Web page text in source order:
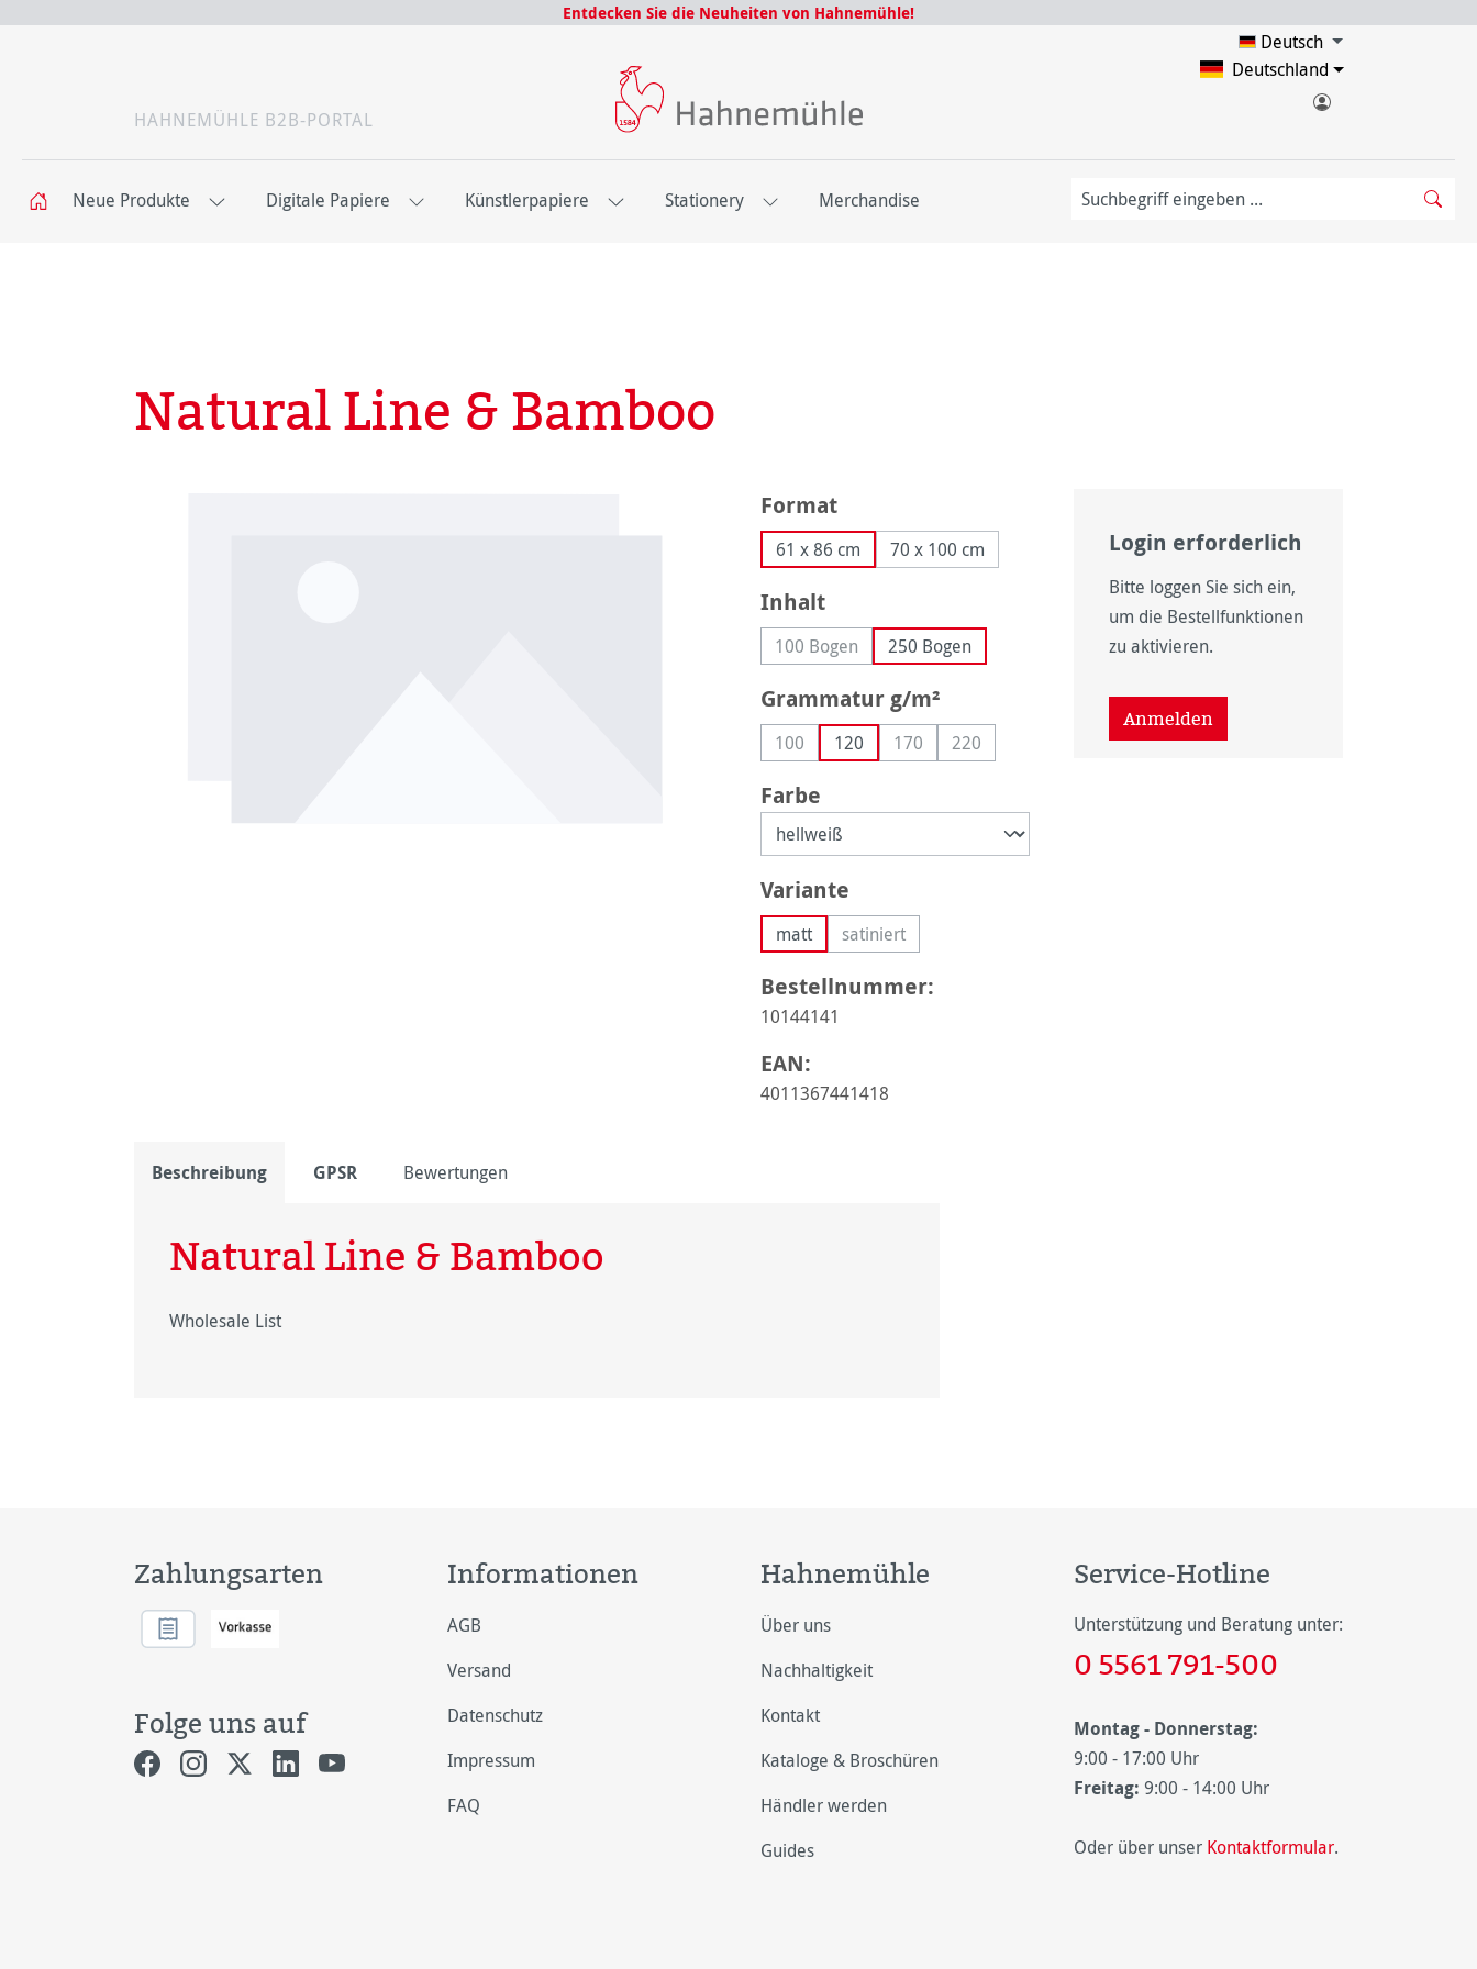
Entdecken Sie die Neuheiten von Hahnemühle!
HAHNEMÜHLE B2B-PORTAL
Deutsch
Deutschland
Neue Produkte Digitale Papiere Künstlerpapiere Stationery Merchandise
Natural Line & Bamboo
Formatauswählen
61 x 86 cm 70 x 100 cm
Inhaltauswählen
100 Bogen(Diese Option ist zurzeit nicht verfügbar.)
250 Bogen
Grammatur g/m²
100(Diese Option ist zurzeit nicht verfügbar.)
120 170(Diese Option ist zurzeit nicht verfügbar.)
220(Diese Option ist zurzeit nicht verfügbar.)
Farbe
Variante
matt satiniert(Diese Option ist zurzeit nicht verfügbar.)
Bestellnummer:
10144141
EAN:
4011367441418
Login erforderlich
Bitte loggen Sie sich ein,
um die Bestellfunktionen
zu aktivieren.
Anmelden
Beschreibung GPSR Bewertungen
Natural Line & Bamboo
Wholesale List
Zahlungsarten
Folge uns auf
Informationen
AGB
Versand
Datenschutz
Impressum
FAQ
Hahnemühle
Über uns
Nachhaltigkeit
Kontakt
Kataloge & Broschüren
Händler werden
Guides
Service-Hotline
Unterstützung und Beratung unter:
0 5561 791-500
Montag - Donnerstag:
9:00 - 17:00 Uhr
Freitag: 9:00 - 14:00 Uhr
Oder über unser Kontaktformular.